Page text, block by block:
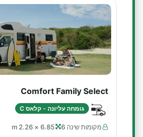
Comfort Family Select
גומחה עליונה - קלאס C
מקומות שינה 6 6.85 × 2.26 m